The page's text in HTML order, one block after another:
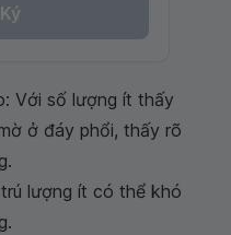
Với số lượng ít thấy
ở đáy phổi, thấy rõ
lượng ít có thể khó